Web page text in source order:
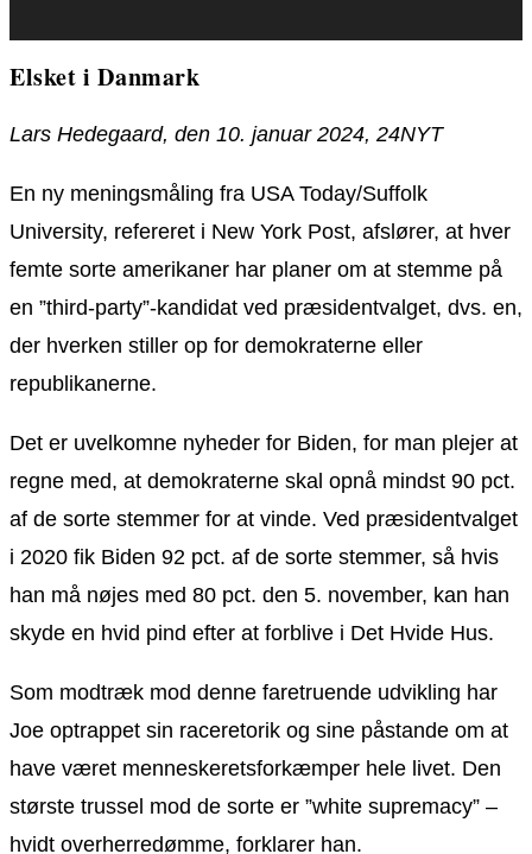
Elsket i Danmark
Lars Hedegaard, den 10. januar 2024, 24NYT
En ny meningsmåling fra USA Today/Suffolk
University, refereret i New York Post, afslører, at hver
femte sorte amerikaner har planer om at stemme på
en ”third-party”-kandidat ved præsidentvalget, dvs. en,
der hverken stiller op for demokraterne eller
republikanerne.
Det er uvelkomne nyheder for Biden, for man plejer at
regne med, at demokraterne skal opnå mindst 90 pct.
af de sorte stemmer for at vinde. Ved præsidentvalget
i 2020 fik Biden 92 pct. af de sorte stemmer, så hvis
han må nøjes med 80 pct. den 5. november, kan han
skyde en hvid pind efter at forblive i Det Hvide Hus.
Som modtræk mod denne faretruende udvikling har
Joe optrappet sin raceretorik og sine påstande om at
have været menneskeretsforkæmper hele livet. Den
største trussel mod de sorte er ”white supremacy” –
hvidt overherredømme, forklarer han.